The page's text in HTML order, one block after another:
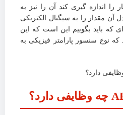
اندازه گیری کند آن را نیز به
آن مقدار را به سیگنال الکتریکی
ای که باید بگوییم این است که این
نوع سنسور پارامتر فیزیکی به